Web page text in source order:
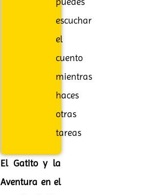
escuchar
el
cuento
mientras
haces
otras
tareas
El Gatito y la
Aventura en el